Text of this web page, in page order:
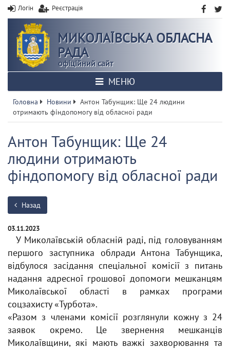
Логін Реєстрація
МИКОЛАЇВСЬКА ОБЛАСНА
РАДА
офіційний сайт
МЕНЮ
Головна Новини
Антон Табунщик: Ще 24 людини
отримають фіндопомогу від обласної ради
Антон Табунщик: Ще 24
людини отримають
фіндопомогу від обласної ради
Назад
03.11.2023
У Миколаївській обласній раді, під головуванням
першого заступника облради Антона Табунщика,
відбулося засідання спеціальної комісії з питань
надання адресної грошової допомоги мешканцям
Миколаївської області в рамках програми
соцзахисту «Турбота».
«Разом з членами комісії розглянули кожну з 24
заявок окремо. Це звернення мешканців
Миколаївщини, які мають важкі захворювання та